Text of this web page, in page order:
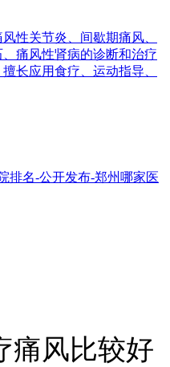
性关节炎、间歇期痛风、
痛风性肾病的诊断和治疗
长应用食疗、运动指导、
排名-公开发布-郑州哪家医
痛风比较好